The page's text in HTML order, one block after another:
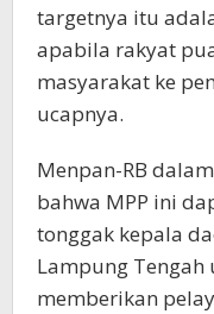
targetnya itu
apabila rakyat
masyarakat ke
ucapnya.
Menpan-RB
bahwa MPP ini
tonggak kepala
Lampung
memberikan